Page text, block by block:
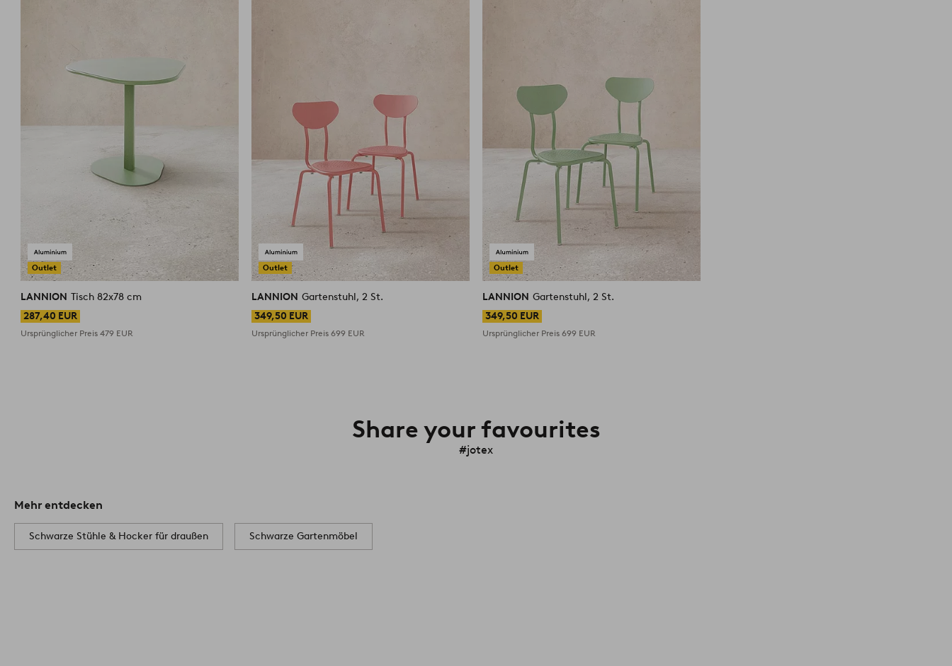
Outlet
LANNION Tisch 82x78 cm
287,40 EUR
Ursprünglicher Preis479 EUR
Outlet
LANNION Gartenstuhl, 2 St.
349,50 EUR
Ursprünglicher Preis699 EUR
Outlet
LANNION Gartenstuhl, 2 St.
349,50 EUR
Ursprünglicher Preis699 EUR
Share your favourites
#jotex
Mehr entdecken
Schwarze Stühle & Hocker für draußen Schwarze Gartenmöbel